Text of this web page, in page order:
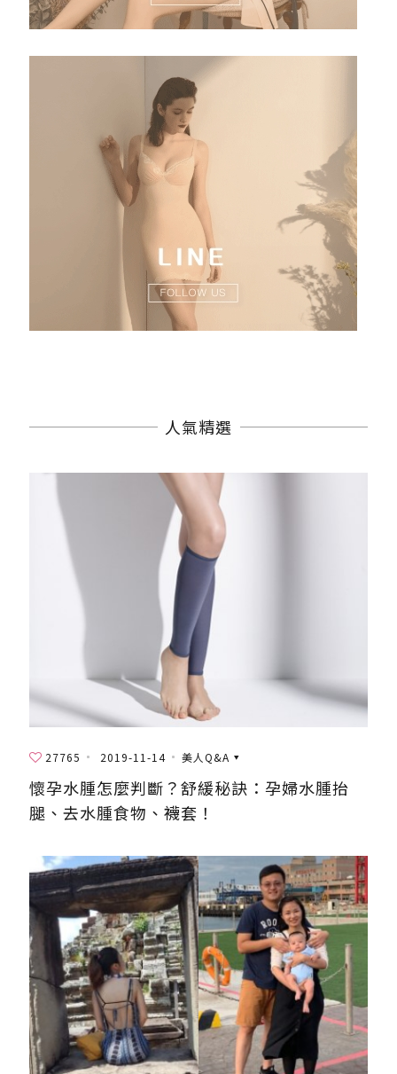
人氣精選
27765 2019-11-14 美人Q&A
懷孕水腫怎麼判斷？舒緩秘訣：孕婦水腫抬
腿、去水腫食物、襪套！